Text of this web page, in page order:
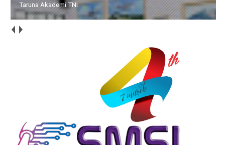
Berdampak bagi Masyarakat